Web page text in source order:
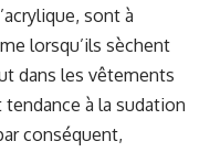
sont à
lorsqu’ils sèchent
dans les vêtements
à la sudation
conséquent,